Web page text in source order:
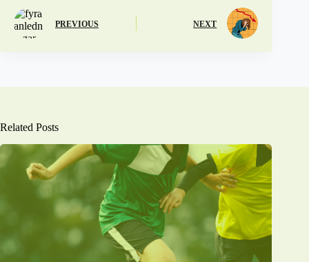
PREVIOUS NEXT
Related Posts